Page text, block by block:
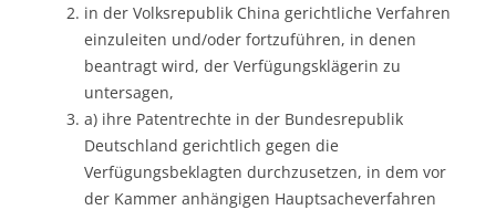
in der Volksrepublik China gerichtliche Verfahren
einzuleiten und/oder fortzuführen, in denen
beantragt wird, der Verfügungsklägerin zu
untersagen,
a) ihre Patentrechte in der Bundesrepublik
Deutschland gerichtlich gegen die
Verfügungsbeklagten durchzusetzen, in dem vor
der Kammer anhängigen Hauptsacheverfahren